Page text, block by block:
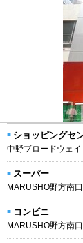
ショッピングセ
中野ブロードウェ
スーパー
MARUSHO野方南
コンビニ
MARUSHO野方南